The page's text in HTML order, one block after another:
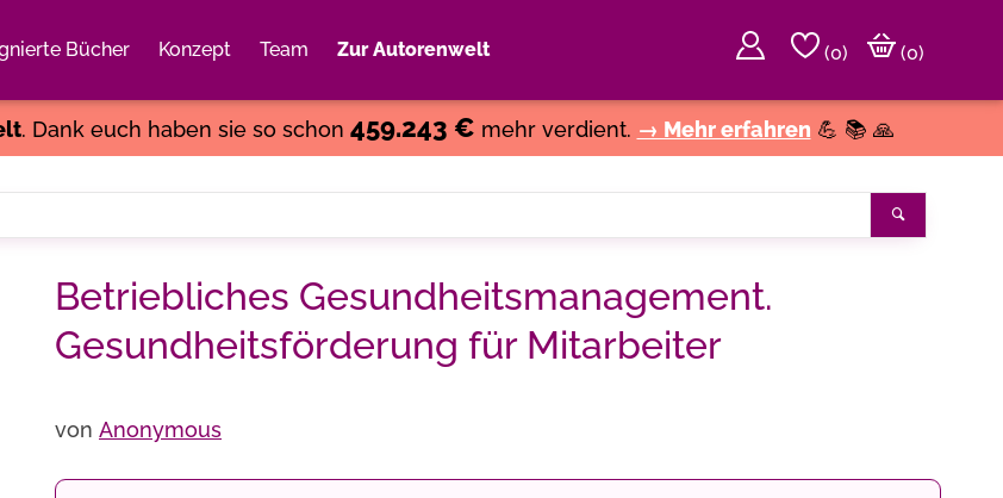
Bücher Konzept Team Zur Autorenwelt (0)
(0)
. Dank euch haben sie so schon 459.243 € mehr verdient. → Mehr erfahren 💪 📚 🙏
Betriebliches Gesundheitsmanagement.
Gesundheitsförderung für Mitarbeiter
von Anonymous